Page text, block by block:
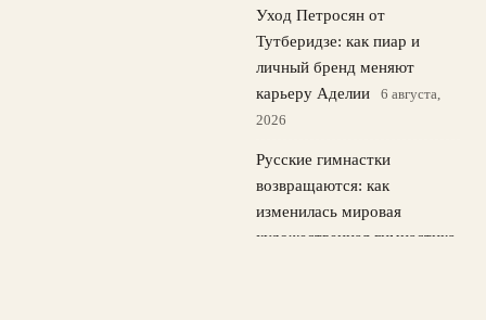
Уход Петросян от
Тутберидзе: как пиар и
личный бренд меняют
карьеру Аделии
6 августа,
2026
Русские гимнастки
возвращаются: как
изменилась мировая
художественная гимнастика